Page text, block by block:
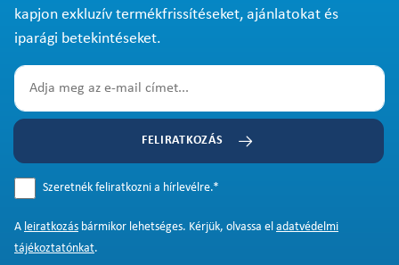
kapjon exkluzív termékfrissítéseket, ajánlatokat és
iparági betekintéseket.
FELIRATKOZÁS
Szeretnék feliratkozni a hírlevélre.*
A leiratkozás bármikor lehetséges. Kérjük, olvassa el adatvédelmi
tájékoztatónkat.